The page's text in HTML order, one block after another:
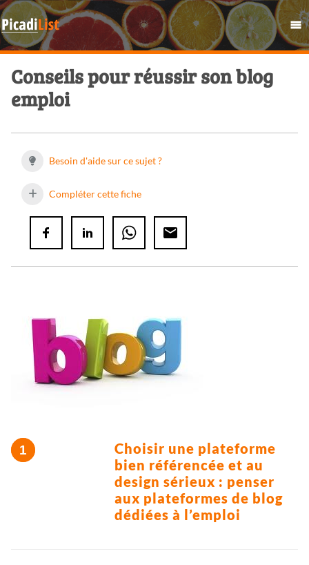
Conseils pour réussir son blog
emploi
Besoin d'aide sur ce sujet ?
Compléter cette fiche
Choisir une plateforme
bien référencée et au
design sérieux : penser
aux plateformes de blog
dédiées à l’emploi